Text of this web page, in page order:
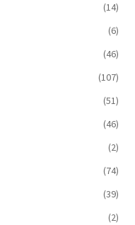
(14)
(6)
(46)
(107)
(51)
(46)
(2)
(74)
(39)
(2)